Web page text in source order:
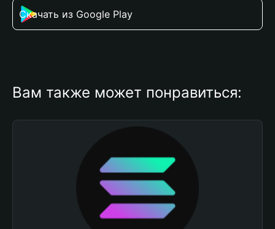
Скачать из Google Play
Вам также может понравиться: